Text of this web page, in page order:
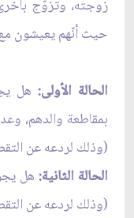
زوجته، وتزوّج
حيث أنّهم يعيشون
الحالة الأولى: هل
بمقاطعة والدهم،
(وذلك لردعه عن
الحالة الثانية:هل
(وذلك لردعه عن